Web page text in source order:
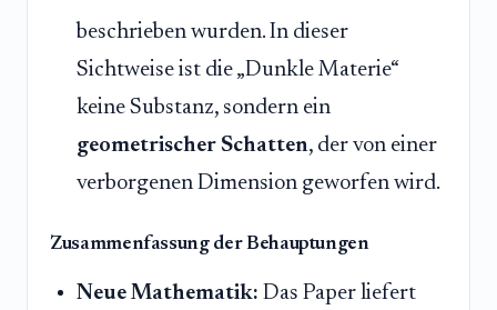
beschrieben wurden. In dieser
Sichtweise ist die „Dunkle Materie“
keine Substanz, sondern ein
geometrischer Schatten, der von einer
verborgenen Dimension geworfen wird.
Zusammenfassung der Behauptungen
Neue Mathematik: Das Paper liefert